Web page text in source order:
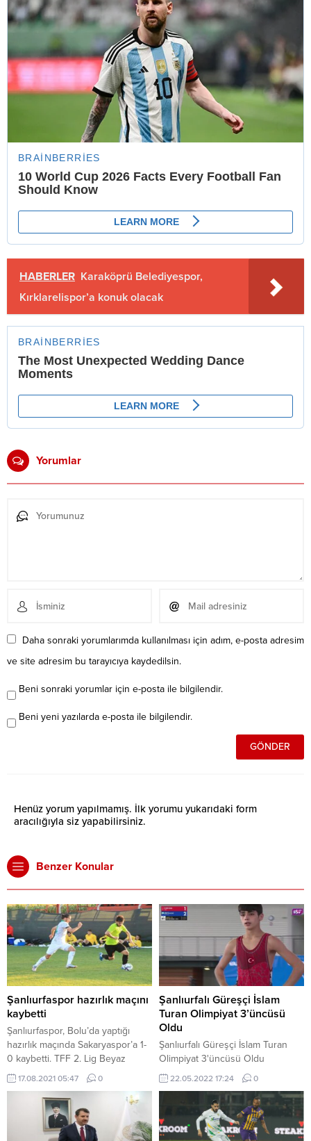
HABERLER Karaköprü Belediyespor,
Kırklarelispor’a konuk olacak
Yorumlar
Daha sonraki yorumlarımda kullanılması için adım, e-posta adresim
ve site adresim bu tarayıcıya kaydedilsin.
Beni sonraki yorumlar için e-posta ile bilgilendir.
Beni yeni yazılarda e-posta ile bilgilendir.
Henüz yorum yapılmamış. İlk yorumu yukarıdaki form
aracılığıyla siz yapabilirsiniz.
Benzer Konular
Şanlıurfaspor hazırlık maçını
kaybetti
Şanlıurfaspor, Bolu’da yaptığı
hazırlık maçında Sakaryaspor’a 1-
0 kaybetti. TFF 2. Lig Beyaz
Grup’ta mücadele eden
Şanlıurfaspor, Bolu’da yeni sezon
için kamp çalışmalarını
sürdürüyor. Sarı-Yeşilli ekip, kamp
çalışmaları kapsamında 2. Lig
17.08.2021 05:47 0
Şanlıurfalı Güreşçi İslam
Turan Olimpiyat 3’üncüsü
Oldu
Şanlıurfalı Güreşçi İslam Turan
Olimpiyat 3'üncüsü Oldu
22.05.2022 17:24 0